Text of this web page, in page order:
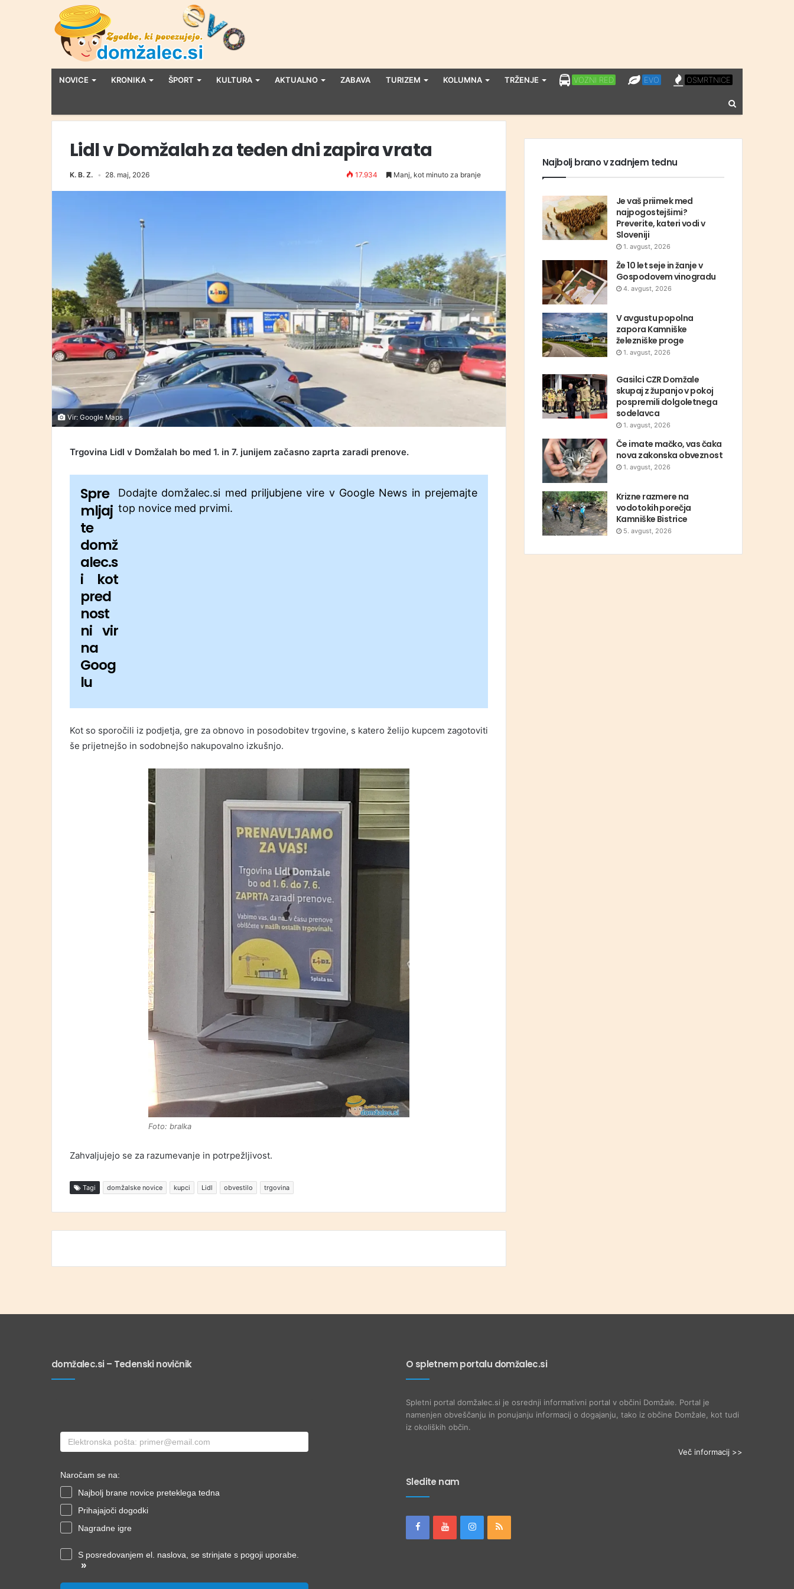
NOVICE KRONIKA ŠPORT KULTURA AKTUALNO ZABAVA TURIZEM KOLUMNA TRŽENJE LPP
VOZNI RED EVO
EVO OSMRTNICE
OSMRTNICE
Lidl v Domžalah za teden dni zapira vrata
K. B. Z. 28. maj, 2026 17.934 Manj, kot minuto za branje
Vir: Google Maps
Trgovina Lidl v Domžalah bo med 1. in 7. junijem začasno zaprta zaradi prenove.
Spre
mljaj
te
domž
alec.s
i kot
pred
nost
ni vir
na
Goog
lu
Dodajte domžalec.si med priljubjene vire v Google News in prejemajte
top novice med prvimi.
Kot so sporočili iz podjetja, gre za obnovo in posodobitev trgovine, s katero želijo kupcem zagotoviti
še prijetnejšo in sodobnejšo nakupovalno izkušnjo.
Foto: bralka
Zahvaljujejo se za razumevanje in potrpežljivost.
Tagi domžalske novice kupci Lidl obvestilo trgovina
Najbolj brano v zadnjem tednu
Je vaš priimek med
najpogostejšimi?
Preverite, kateri vodi v
Sloveniji
1. avgust, 2026
Že 10 let seje in žanje v
Gospodovem vinogradu
4. avgust, 2026
V avgustu popolna
zapora Kamniške
železniške proge
1. avgust, 2026
Gasilci CZR Domžale
skupaj z županjo v pokoj
pospremili dolgoletnega
sodelavca
1. avgust, 2026
Če imate mačko, vas čaka
nova zakonska obveznost
1. avgust, 2026
Krizne razmere na
vodotokih porečja
Kamniške Bistrice
5. avgust, 2026
domžalec.si – Tedenski novičnik
Naročam se na:
Najbolj brane novice preteklega tedna
Prihajajoči dogodki
Nagradne igre
S posredovanjem el. naslova, se strinjate s pogoji uporabe.
»
O spletnem portalu domžalec.si
Spletni portal domžalec.si je osrednji informativni portal v občini Domžale. Portal je
namenjen obveščanju in ponujanju informacij o dogajanju, tako iz občine Domžale, kot tudi
iz okoliških občin.
Več informacij >>
Sledite nam